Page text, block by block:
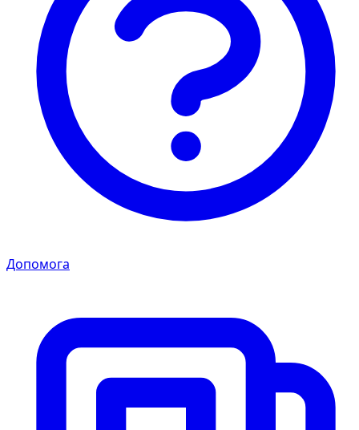
Допомога